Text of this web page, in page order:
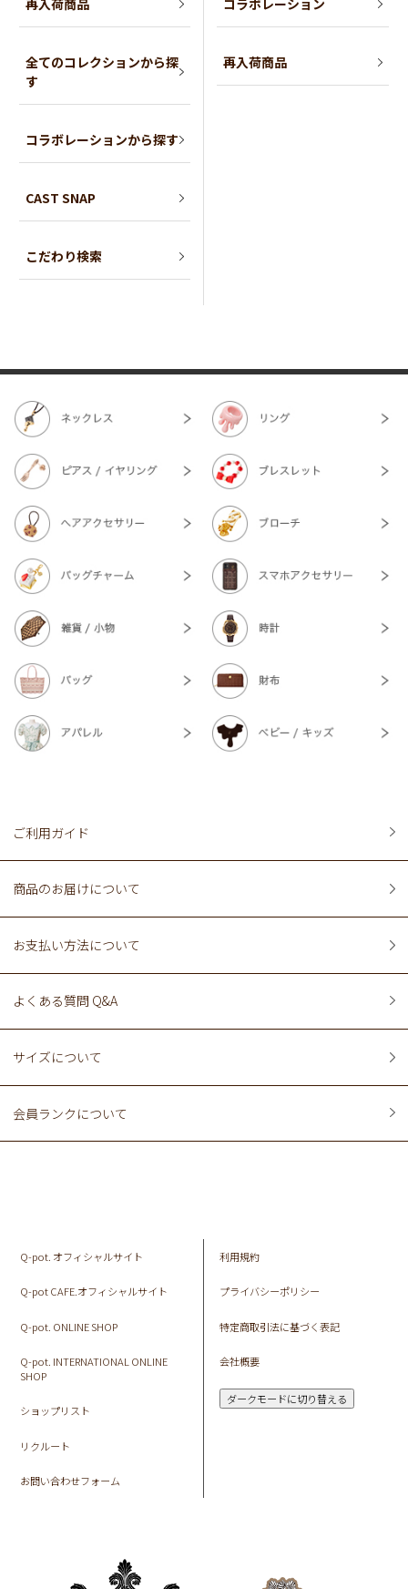
再入荷商品
全てのコレクションから探
す
コラボレーションから探す
CAST SNAP
こだわり検索
コラボレーション
再入荷商品
ご利用ガイド
商品のお届けについて
お支払い方法について
よくある質問 Q&A
サイズについて
会員ランクについて
Q-pot. オフィシャルサイト
Q-pot CAFE.オフィシャルサイト
Q-pot. ONLINE SHOP
Q-pot. INTERNATIONAL ONLINE
SHOP
ショップリスト
リクルート
お問い合わせフォーム
利用規約
プライバシーポリシー
特定商取引法に基づく表記
会社概要
ダークモードに切り替える